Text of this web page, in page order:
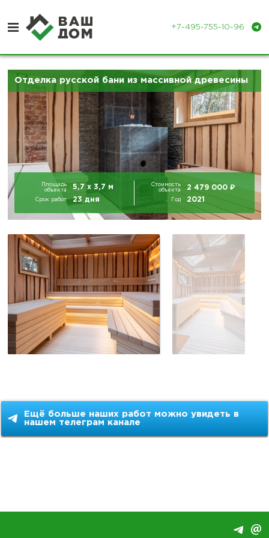
+7-495-755-10-96
Отделка деревянных домов
Отделка бань и парных
Портфолио
Контакты
Отделка русской бани из массивной древесины
Площадь
объекта
5,7 х 3,7 м
Стоимость
объекта
2 479 000₽
Срок работ 23 дня Год 2021
Ещё больше наших работ можно увидеть в
нашем телеграм канале
